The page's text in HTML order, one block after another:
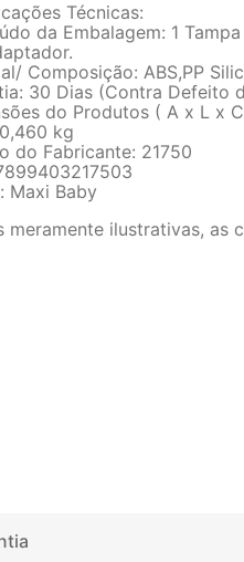
Técnicas:
da Embalagem: 1
Composição: ABS,PP
30 Dias (Contra Defeito
do Produtos ( A x L x
kg
do Fabricante: 21750
Maxi Baby
meramente ilustrativas,